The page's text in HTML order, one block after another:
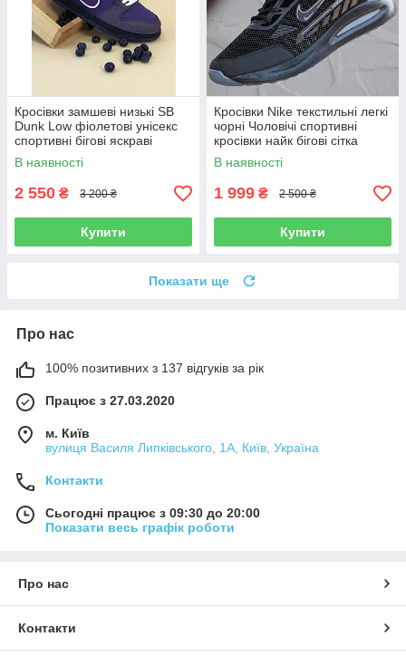
Кросівки замшеві низькі SB
Dunk Low фіолетові унісекс
спортивні бігові яскраві
кросівки молодіжні
В наявності
2 550 ₴ 3 200 ₴
Купити
Кросівки Nike текстильні легкі
чорні Чоловічі спортивні
кросівки найк бігові сітка
дихаючі
В наявності
1 999 ₴ 2 500 ₴
Купити
Показати ще
Про нас
100% позитивних з 137 відгуків за рік
Працює з 27.03.2020
м. Київ
вулиця Василя Липківського, 1А, Київ, Україна
Контакти
Сьогодні працює з 09:30 до 20:00
Показати весь графік роботи
Про нас
Контакти